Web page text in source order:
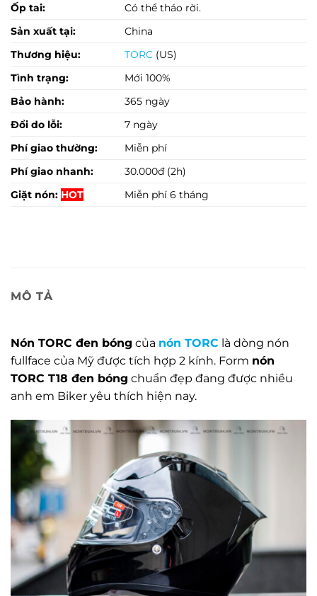
Ốp tai:
Có thể tháo rời.
Sản xuất tại:
China
Thương hiệu:
TORC (US)
Tình trạng:
Mới 100%
Bảo hành:
365 ngày
Đổi do lỗi:
7 ngày
Phí giao thường:
Miễn phí
Phí giao nhanh:
30.000đ (2h)
Giặt nón: HOT Miễn phí 6 tháng
MÔ TẢ
Nón TORC đen bóng của nón TORC là dòng nón
fullface của Mỹ được tích hợp 2 kính. Form nón
TORC T18 đen bóng chuẩn đẹp đang được nhiều
anh em Biker yêu thích hiện nay.